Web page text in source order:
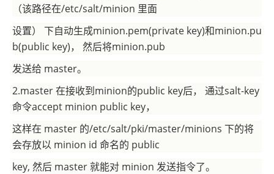
（该路径在/etc/salt/minion 里面
设置） 下自动生成minion.pem(private key)和minion.pu
b(public key)， 然后将minion.pub
发送给 master。
2.master 在接收到minion的public key后， 通过salt-key
命令accept minion public key，
这样在 master 的/etc/salt/pki/master/minions 下的将
会存放以 minion id 命名的 public
key, 然后 master 就能对 minion 发送指令了。